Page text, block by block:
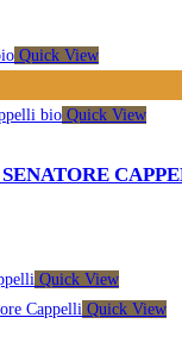
Quick View
Quick View
Quick View
Quick View